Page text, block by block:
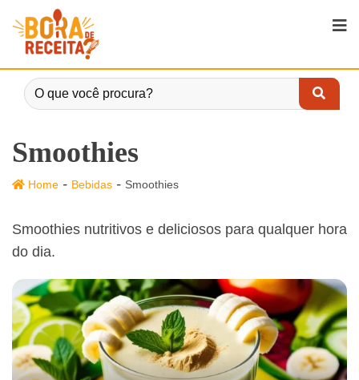
Smoothies
Home - Bebidas - Smoothies
Smoothies nutritivos e deliciosos para qualquer hora
do dia.